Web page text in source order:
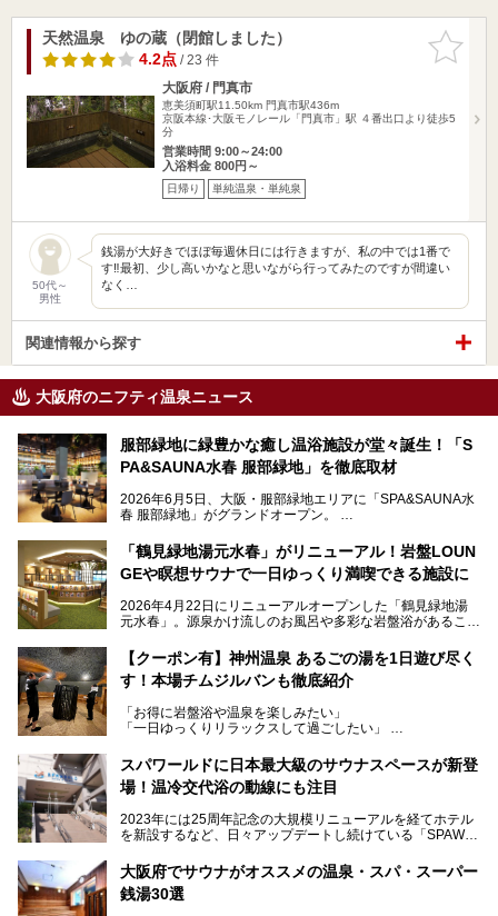
お気に入
りに追加
天然温泉 ゆの蔵（閉館しました）
4.2点/ 23 件
大阪府 / 門真市
恵美須町駅11.50km 門真市駅436m
京阪本線･大阪モノレール「門真市」駅 ４番出口より徒歩5
分
営業時間 9:00～24:00
入浴料金 800円～
日帰り 単純温泉・単純泉
50代～
男性
銭湯が大好きでほぼ毎週休日には行きますが、私の中では1番で
す‼️最初、少し高いかなと思いながら行ってみたのですが間違い
なく…
関連情報から探す
大阪府のニフティ温泉ニュース
服部緑地に緑豊かな癒し温浴施設が堂々誕生！「S
PA&SAUNA水春 服部緑地」を徹底取材
2026年6月5日、大阪・服部緑地エリアに「SPA&SAUNA水
春 服部緑地」がグランドオープン。
当初の計画から約5年の時を経て誕生した本施設は、温泉・
サウナ・岩盤浴・フィットネス・ラウンジ・レストランなど
を融合した、これまでの“水春”のイメージをさらに進化させ
今回はオープン前の内覧会に参加し、館内のこだわりポイン
サウナー注目の3種のサウナや160cmの深水風呂、没入感の
高い岩盤浴エリア、日本最大の台数を誇る最新AIフィットネ
スマシンなど、見どころ満載の館内を詳しくご紹介します。
「鶴見緑地湯元水春」がリニューアル！岩盤LOUN
GEや瞑想サウナで一日ゆっくり満喫できる施設に
2026年4月22日にリニューアルオープンした「鶴見緑地湯
元水春」。源泉かけ流しのお風呂や多彩な岩盤浴があること
に“一日中くつろげる場所”としてパワーアップしています。
今回のリニューアルでは、新たに登場した瞑想サウナをはじ
見どころが盛りだくさん。日常の疲れを癒やしたい方はもち
ろん、休日にゆったり過ごしたい方にもぴったりの内容とな
本記事では、そんなリニューアル後の注目ポイントを詳しく
紹介します。これから「鶴見緑地湯元水春」に訪れる方や、
い。
【クーポン有】神州温泉 あるごの湯を1日遊び尽く
す！本場チムジルバンも徹底紹介
「お得に岩盤浴や温泉を楽しみたい」
「一日ゆっくりリラックスして過ごしたい」
利用できる「神州温泉 あるごの湯」です。
あるごの湯は、大阪府豊中市にある日帰り温浴施設で、阪急
チムジルバン（岩盤浴）を中心に、発汗・リラックス・漫画
タイムまで満喫できる長時間滞在型の施設なので、一日中ゆ
る迫力ある熱波パフォーマンスも毎日行われており、“とと
のう”体験をしっかり楽しめるのもポイントです。
スパワールドに日本最大級のサウナスペースが新登
場！温冷交代浴の動線にも注目
2023年には25周年記念の大規模リニューアルを経てホテル
を新設するなど、日々アップデートし続けている「SPAWO
そんなスパワールドが2025年11月15日（土）に、新たな浴
室や日本最大級140人収容の大規模サウナを携えてリニュー
アルオープン！浴室である4F・6Fそれぞれにリニューアル
大阪府でサウナがオススメの温泉・スパ・スーパー
銭湯30選